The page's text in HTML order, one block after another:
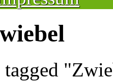
tagged